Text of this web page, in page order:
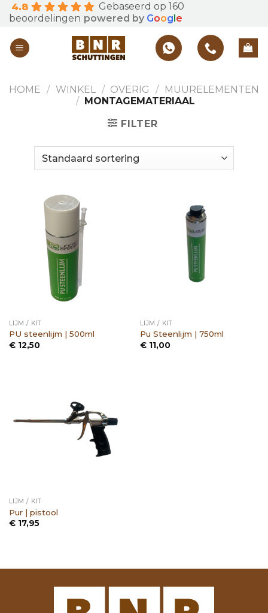
Skip
to
content
4.8
Gebaseerd op 160
beoordelingen powered by Goog e
HOME / WINKEL / OVERIG /
MUURELEMENTEN
/ MONTAGEMATERIAAL
FILTER
LIJM / KIT
PU steenlijm | 500ml
€12,50
LIJM / KIT
Pu Steenlijm | 750ml
€11,00
LIJM / KIT
Pur | pistool
€17,95